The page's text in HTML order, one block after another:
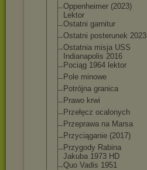
Oppenheimer (2023)
Lektor
Ostatni garnitur
Ostatni posterunek 2023
Ostatnia misja USS
Indianapolis 2016
Pociąg 1964 lektor
Pole minowe
Potrójna granica
Prawo krwi
Przełęcz ocalonych
Przeprawa na Marsa
Przyciąganie (2017)
Przygody Rabina
Jakuba 1973 HD
Quo Vadis 1951